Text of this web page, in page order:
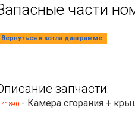
части
Вернуться к котла диаграмме
запчасти:
41890 - Камера сгорания +